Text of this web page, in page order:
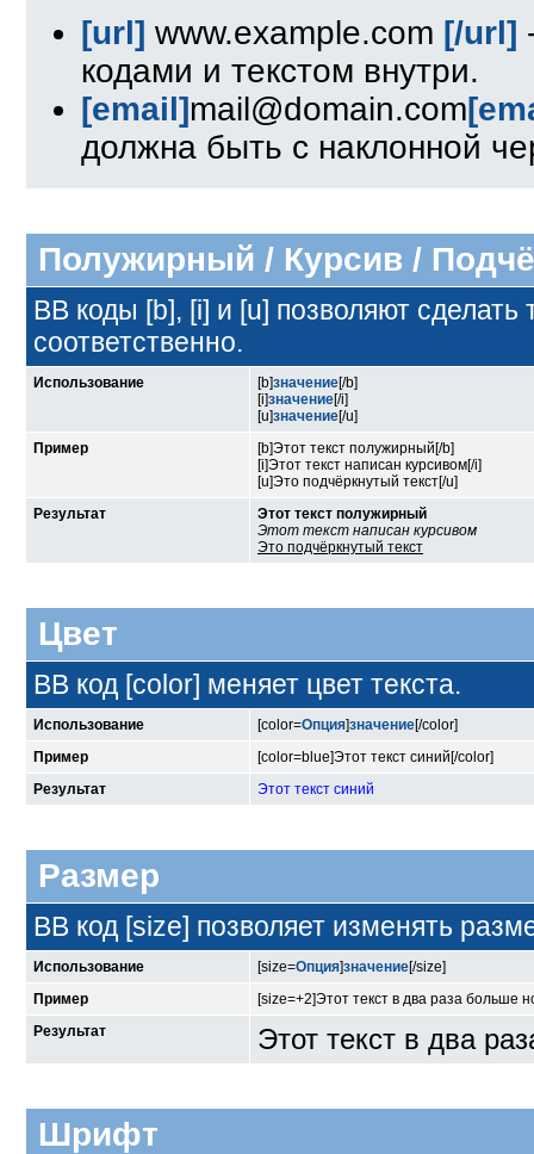
[url] www.example.com [/url]
кодами и текстом внутри.
[email]mail@domain.com
должна быть с наклонной
Полужирный / Курсив /
BB коды [b], [i] и [u] позволяют
соответственно.
Использование [b]значение[/b]
[i]значение[/i]
[u]значение[/u]
Пример
[b]Этот текст полужирный[/b]
[i]Этот текст написан курсивом[/i]
[u]Это подчёркнутый текст[/u]
Результат
Этот текст полужирный
Этот текст написан курсивом
Это подчёркнутый текст
Цвет
BB код [color] меняет цвет текста.
Использование [color=Опция]значение[/color]
Пример
[color=blue]Этот текст синий[/color]
Результат
Этот текст синий
Размер
BB код [size] позволяет изменять
Использование [size=Опция]значение[/size]
Пример
[size=+2]Этот текст в два раза больше
Результат
Этот текст в два
Шрифт